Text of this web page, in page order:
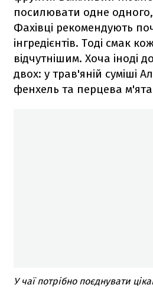
посилювати одне
Фахівці рекомендують
інгредієнтів. Тоді смак
відчутнішим. Хоча іноді
двох: у трав'яній суміші
фенхель та перцева
У чаї потрібно поєднувати